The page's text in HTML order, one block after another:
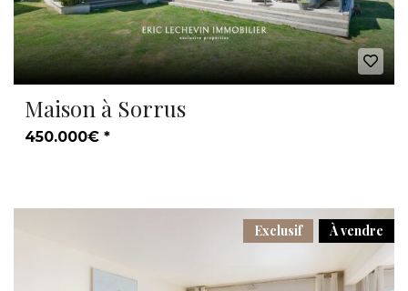
Maison à Sorrus
450.000€ *
À vendre
Exclusif